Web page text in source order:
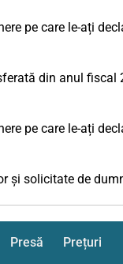
pe care le-ați
din anul
pe care le-ați
și solicitate de
Presă
Prețuri